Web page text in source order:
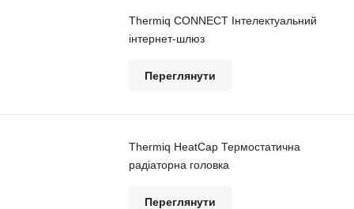
Thermiq CONNECT Інтелектуальний
інтернет-шлюз
Переглянути
Thermiq HeatCap Термостатична
радіаторна головка
Переглянути